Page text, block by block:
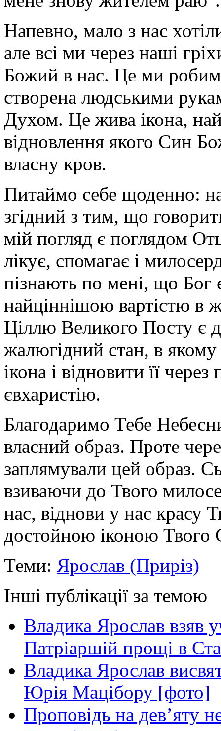
Напевно, мало з нас
але всі ми через наші
Божий в нас. Це ми
створена людськими
Духом. Це жива ікона,
відновлення якого Син
власну кров.
Питаймо себе щоденно:
згідний з тим, що
мій погляд є поглядом
лікує, спомагає і
пізнають по мені, що
найціннішою вартістю в
Ціллю Великого Посту є
жалюгідний стан, в
ікона і відновити її
євхаристію.
Благодаримо Тебе
власний образ. Проте
заплямували цей образ.
взиваючи до Твого
нас, віднови у нас красу
достойною іконою Твого
Теми: Ярослав (Приріз)
Інші публікації за темою
Владика Ярослав взяв
Патріаршій прощі в
Владика Ярослав
Юрія Мацібору [фото]
Проповідь на дев’яту